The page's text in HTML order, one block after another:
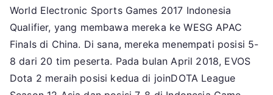
World Electronic Sports Games 2017 Indonesia
Qualifier, yang membawa mereka ke WESG APAC
Finals di China. Di sana, mereka menempati posisi 5-
8 dari 20 tim peserta. Pada bulan April 2018, EVOS
Dota 2 meraih posisi kedua di joinDOTA League